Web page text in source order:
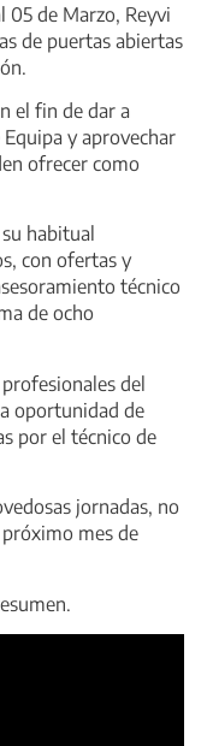
05 de Marzo, Reyvi
de puertas abiertas
el fin de dar a
y aprovechar
ofrecer como
habitual
con ofertas y
técnico
de ocho
del
oportunidad de
por el técnico de
jornadas, no
mes de